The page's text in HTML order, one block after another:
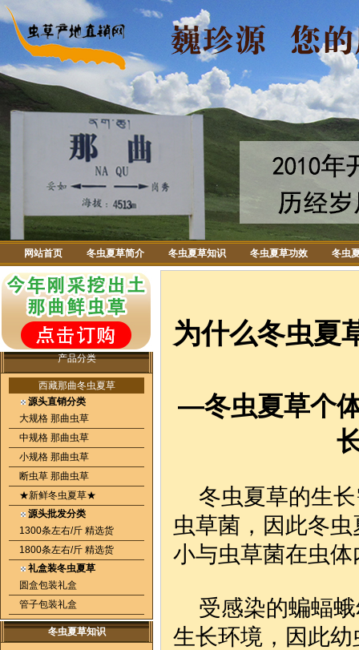
网站首页 冬虫夏草简介 冬虫夏草知识 冬虫夏草功效 冬虫
产品分类
西藏那曲冬虫夏草
源头直销分类
大规格 那曲虫草
中规格 那曲虫草
小规格 那曲虫草
断虫草 那曲虫草
★新鲜冬虫夏草★
源头批发分类
1300条左右/斤 精选货
1800条左右/斤 精选货
礼盒装冬虫夏草
圆盒包装礼盒
管子包装礼盒
冬虫夏草知识
为什么冬虫夏
—冬虫夏草个
冬虫夏草的生长
虫草菌，因此冬
小与虫草菌在虫
受感染的蝙蝠蛾
生长环境，因此